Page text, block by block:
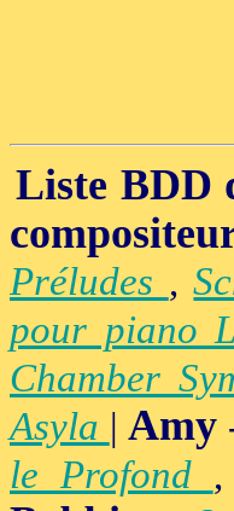
Liste BDD
Préludes ,
pour piano
Chamber
Asyla |Amy
le Profond